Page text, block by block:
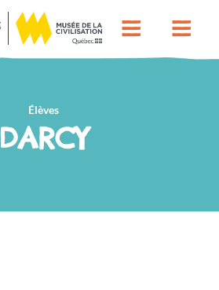
Élèves
DARCY